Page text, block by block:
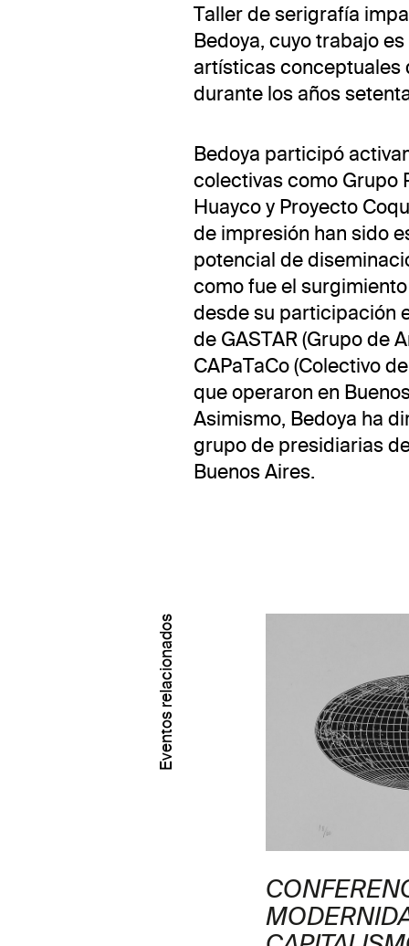
Taller de serigrafía
Bedoya, cuyo trabajo
artísticas conceptuales
durante los años
Bedoya participó
colectivas como Grupo
Huayco y Proyecto
de impresión han sido
potencial de
como fue el
desde su participación
de GASTAR (Grupo de
CAPaTaCo (Colectivo
que operaron en
Asimismo, Bedoya ha
grupo de presidiarias
Buenos Aires.
Eventos relacionados